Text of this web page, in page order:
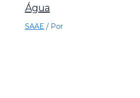
Água
SAAE / Por